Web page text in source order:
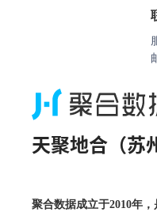
天聚地合（苏
聚合数据成立于2010年